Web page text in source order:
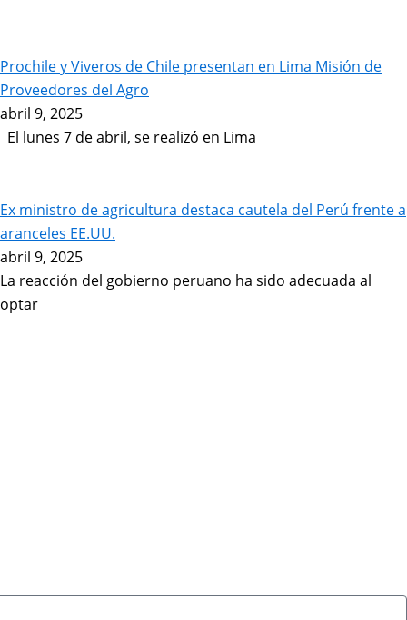
Prochile y Viveros de Chile presentan en Lima Misión de
Proveedores del Agro
abril 9, 2025
El lunes 7 de abril, se realizó en Lima
Ex ministro de agricultura destaca cautela del Perú frente a
aranceles EE.UU.
abril 9, 2025
La reacción del gobierno peruano ha sido adecuada al
optar